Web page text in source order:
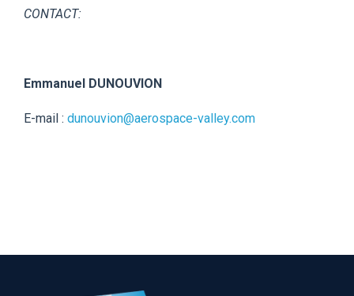
CONTACT:
Emmanuel DUNOUVION
E-mail : dunouvion@aerospace-valley.com